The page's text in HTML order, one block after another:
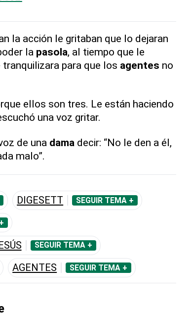
la acción le gritaban que lo dejaran
la pasola, al tiempo que le
tranquilizara para que los agentes no
ellos son tres. Le están haciendo
una voz gritar.
de una dama decir: “No le den a él,
malo”.
DIGESETT SEGUIR TEMA +
SEGUIR TEMA +
AGENTES SEGUIR TEMA +